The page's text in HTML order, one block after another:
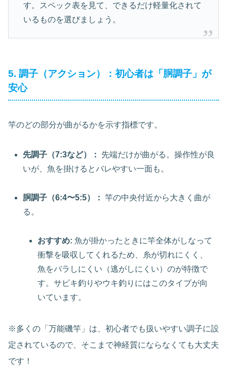
す。スペック表を見て、できるだけ軽量化されて
いるものを選びましょう。
5. 調子（アクション）：初心者は「胴調子」が
安心
竿のどの部分が曲がるかを示す指標です。
先調子（7:3など）：
先端だけが曲がる。操作性が良
いが、魚を掛けるとバレやすい一面も。
胴調子（6:4〜5:5）： 竿の中央付近から大きく曲が
る。
おすすめ: 魚が掛かったときに竿全体がしなって
衝撃を吸収してくれるため、糸が切れにくく、
魚をバラしにくい（逃がしにくい）のが特徴で
す。サビキ釣りやウキ釣りにはこのタイプが向
いています。
※多くの「万能磯竿」は、初心者でも扱いやすい調子に設
定されているので、そこまで神経質にならなくても大丈夫
です！